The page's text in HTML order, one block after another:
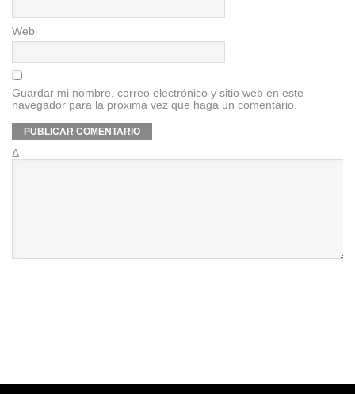
Web
Guardar mi nombre, correo electrónico y sitio web en este
navegador para la próxima vez que haga un comentario.
Δ